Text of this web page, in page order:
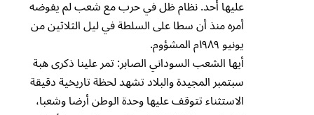
عليها أحد. نظام ظل في حرب مع شعب لم يفوضه
أمره منذ أن سطا على السلطة في ليل الثلاثين من
يونيو ١٩۸٩م المشؤوم.
أيها الشعب السوداني الصابر: تمر علينا ذكرى هبة
سبتمبر المجيدة والبلاد تشهد لحظة تاريخية دقيقة
الاستثناء تتوقف عليها وحدة الوطن أرضا وشعبا،